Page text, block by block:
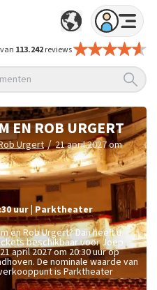
113.242reviews
EN ROB URGERT
Urgert / 21 april 2027 om
uur Parktheater
en Rob Urgert? Dan heeft u
beschikbaar voor Joep
april 2027 om 20:30 uur op
De nominale waarde van
is Parktheater